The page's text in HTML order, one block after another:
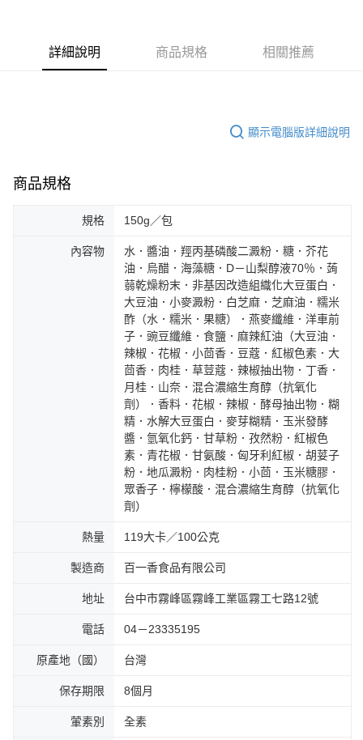
詳細說明 商品規格 相關推薦
顯示電腦版詳細說明
商品規格
規格 150g／包
內容物
水．醬油．羥丙基磷酸二澱粉．糖．芥花
油．烏醋．海藻糖．D－山梨醇液70％．蒟
蒻乾燥粉末．非基因改造組織化大豆蛋白．
大豆油．小麥澱粉．白芝麻．芝麻油．糯米
酢（水．糯米．果糖）．燕麥纖維．洋車前
子．豌豆纖維．食鹽．麻辣紅油（大豆油．
辣椒．花椒．小茴香．豆蔻．紅椒色素．大
茴香．肉桂．草荳蔻．辣椒抽出物．丁香．
月桂．山奈．混合濃縮生育醇（抗氧化
劑）．香料．花椒．辣椒．酵母抽出物．糊
精．水解大豆蛋白．麥芽糊精．玉米發酵
醬．氫氧化鈣．甘草粉．孜然粉．紅椒色
素．青花椒．甘氨酸．匈牙利紅椒．胡荽子
粉．地瓜澱粉．肉桂粉．小茴．玉米糖膠．
眾香子．檸檬酸．混合濃縮生育醇（抗氧化
劑）
熱量 119大卡／100公克
製造商 百一香食品有限公司
地址 台中市霧峰區霧峰工業區霧工七路12號
電話 04－23335195
原產地（國） 台灣
保存期限 8個月
葷素別 全素